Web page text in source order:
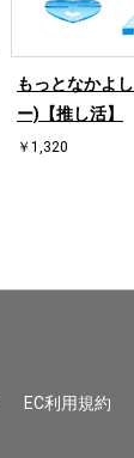
もっとなかよ
ー)【推し活】
￥1,320
EC利用規約